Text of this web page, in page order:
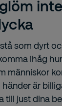
som dyrt
ihåg
människor
är
till just dina